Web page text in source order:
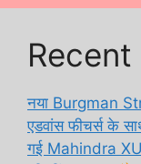
नया Burgman
एडवांस फीचर्स के
गई Mahindra